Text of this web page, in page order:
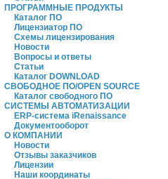
ПРОГРАММНЫЕ ПРОДУКТЫ
Каталог ПО
Лицензиатор ПО
Схемы лицензирования
Новости
Вопросы и ответы
Статьи
Каталог DOWNLOAD
СВОБОДНОЕ ПО/OPEN SOURCE
Каталог свободного ПО
СИСТЕМЫ АВТОМАТИЗАЦИИ
ERP-система iRenaissance
Документооборот
О КОМПАНИИ
Новости
Отзывы заказчиков
Лицензии
Наши координаты